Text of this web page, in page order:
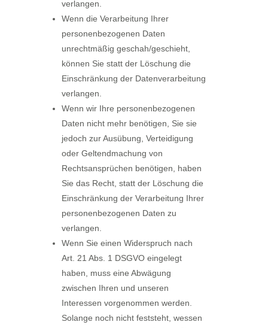
verlangen.
Wenn die Verarbeitung Ihrer
personenbezogenen Daten
unrechtmäßig geschah/geschieht,
können Sie statt der Löschung die
Einschränkung der Datenverarbeitung
verlangen.
Wenn wir Ihre personenbezogenen
Daten nicht mehr benötigen, Sie sie
jedoch zur Ausübung, Verteidigung
oder Geltendmachung von
Rechtsansprüchen benötigen, haben
Sie das Recht, statt der Löschung die
Einschränkung der Verarbeitung Ihrer
personenbezogenen Daten zu
verlangen.
Wenn Sie einen Widerspruch nach
Art. 21 Abs. 1 DSGVO eingelegt
haben, muss eine Abwägung
zwischen Ihren und unseren
Interessen vorgenommen werden.
Solange noch nicht feststeht, wessen